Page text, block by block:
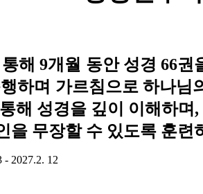
해 9개월 동안 성경 66
하며 가르침으로 하나
해 성경을 깊이 이해하
무장할 수 있도록 훈련
- 2027.2. 12